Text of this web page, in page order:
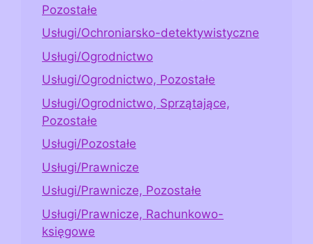
Pozostałe
Usługi/Ochroniarsko-detektywistyczne
Usługi/Ogrodnictwo
Usługi/Ogrodnictwo, Pozostałe
Usługi/Ogrodnictwo, Sprzątające,
Pozostałe
Usługi/Pozostałe
Usługi/Prawnicze
Usługi/Prawnicze, Pozostałe
Usługi/Prawnicze, Rachunkowo-
księgowe